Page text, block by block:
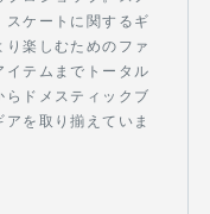
ケートに関するギ
楽しむためのファ
イテムまでトータル
ドメスティックブ
を取り揃えていま